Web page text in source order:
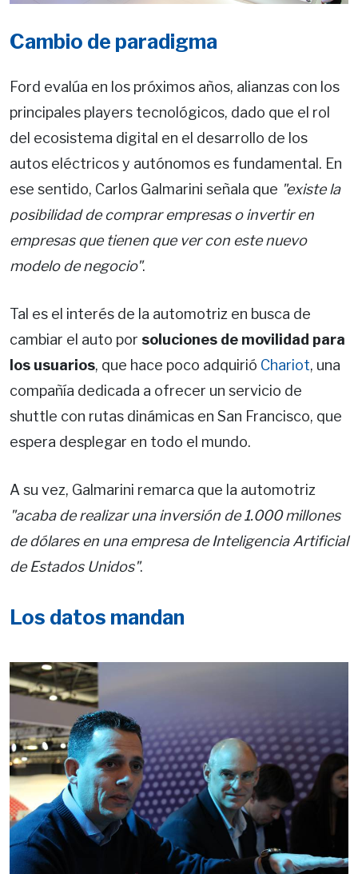
Cambio de paradigma
Ford evalúa en los próximos años, alianzas con los
principales players tecnológicos, dado que el rol
del ecosistema digital en el desarrollo de los
autos eléctricos y autónomos es fundamental. En
ese sentido, Carlos Galmarini señala que "existe la
posibilidad de comprar empresas o invertir en
empresas que tienen que ver con este nuevo
modelo de negocio".
Tal es el interés de la automotriz en busca de
cambiar el auto por soluciones de movilidad para
los usuarios, que hace poco adquirió Chariot, una
compañía dedicada a ofrecer un servicio de
shuttle con rutas dinámicas en San Francisco, que
espera desplegar en todo el mundo.
A su vez, Galmarini remarca que la automotriz
"acaba de realizar una inversión de 1.000 millones
de dólares en una empresa de Inteligencia Artificial
de Estados Unidos".
Los datos mandan